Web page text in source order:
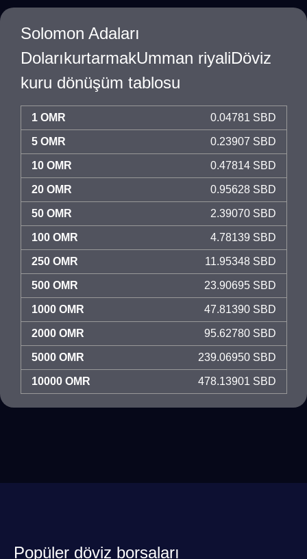
Solomon Adaları
DolarıkurtarmakUmman riyaliDöviz
kuru dönüşüm tablosu
1 OMR 0.04781 SBD
5 OMR 0.23907 SBD
10 OMR 0.47814 SBD
20 OMR 0.95628 SBD
50 OMR 2.39070 SBD
100 OMR 4.78139 SBD
250 OMR 11.95348 SBD
500 OMR 23.90695 SBD
1000 OMR 47.81390 SBD
2000 OMR 95.62780 SBD
5000 OMR 239.06950 SBD
10000 OMR 478.13901 SBD
Popüler döviz borsaları